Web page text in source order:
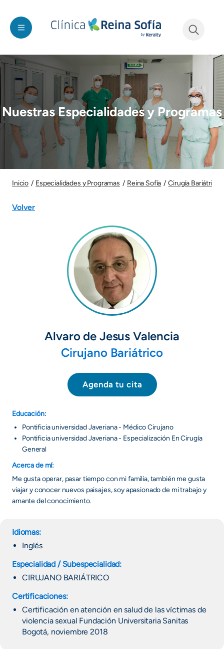
Imagen
Nuestras Especialidades y Programas
Inicio Especialidades y Programas Reina Sofía Cirugía Bariátrica
Volver
Alvaro de Jesus Valencia
Cirujano Bariátrico
Agenda tu cita
Educación:
Pontificia universidad Javeriana - Médico Cirujano
Pontificia universidad Javeriana - Especialización En Cirugía
General
Acerca de mí:
Me gusta operar, pasar tiempo con mi familia, también me gusta
viajar y conocer nuevos paisajes, soy apasionado de mi trabajo y
amante del conocimiento.
Idiomas:
Inglés
Especialidad / Subespecialidad:
CIRUJANO BARIÁTRICO
Certificaciones:
Certificación en atención en salud de las víctimas de
violencia sexual Fundación Universitaria Sanitas
Bogotá, noviembre 2018